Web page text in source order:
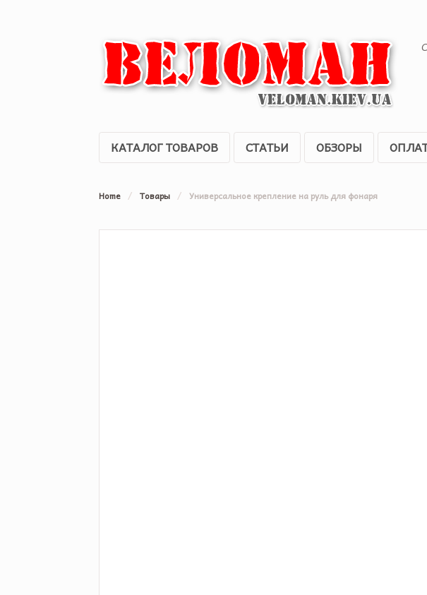
КАТАЛОГ ТОВАРОВ СТАТЬИ ОБЗОРЫ
Home / Товары / Универсальное крепление на руль для фонаря